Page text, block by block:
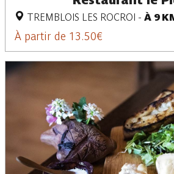
TREMBLOIS LES ROCROI - À 9
À partir de 13.50€